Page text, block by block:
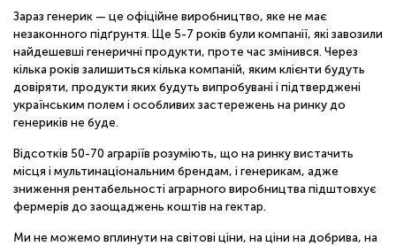
Зараз генерик — це офіційне виробництво, яке не має
незаконного підґрунтя. Ще 5-7 років були компанії, які завозили
найдешевші генеричні продукти, проте час змінився. Через
кілька років залишиться кілька компаній, яким клієнти будуть
довіряти, продукти яких будуть випробувані і підтверджені
українським полем і особливих застережень на ринку до
генериків не буде.
Відсотків 50-70 аграріїв розуміють, що на ринку вистачить
місця і мультинаціональним брендам, і генерикам, адже
зниження рентабельності аграрного виробництва підштовхує
фермерів до заощаджень коштів на гектар.
Ми не можемо вплинути на світові ціни, на ціни на добрива, на